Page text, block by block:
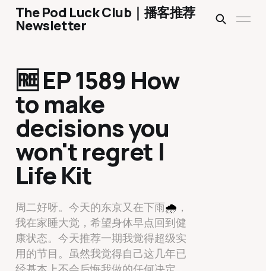
The Pod Luck Club｜播客推荐
Newsletter
🆓 EP 1589 How
to make
decisions you
won't regret |
Life Kit
周二好呀。今天的东京又在下雨🌧 ️，
我在家睡大觉，希望身体早点回到健
康状态。今天推荐一期我觉得超级实
用的节目。虽然我觉得自己这几年已